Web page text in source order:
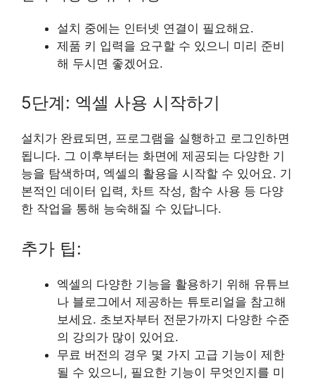
설치 중에는 인터넷 연결이 필요해요.
제품 키 입력을 요구할 수 있으니 미리 준비
해 두시면 좋겠어요.
5단계: 엑셀 사용 시작하기
설치가 완료되면, 프로그램을 실행하고 로그인하면
됩니다. 그 이후부터는 화면에 제공되는 다양한 기
능을 탐색하며, 엑셀의 활용을 시작할 수 있어요. 기
본적인 데이터 입력, 차트 작성, 함수 사용 등 다양
한 작업을 통해 능숙해질 수 있답니다.
추가 팁:
엑셀의 다양한 기능을 활용하기 위해 유튜브
나 블로그에서 제공하는 튜토리얼을 참고해
보세요. 초보자부터 전문가까지 다양한 수준
의 강의가 많이 있어요.
무료 버전의 경우 몇 가지 고급 기능이 제한
될 수 있으니, 필요한 기능이 무엇인지를 미